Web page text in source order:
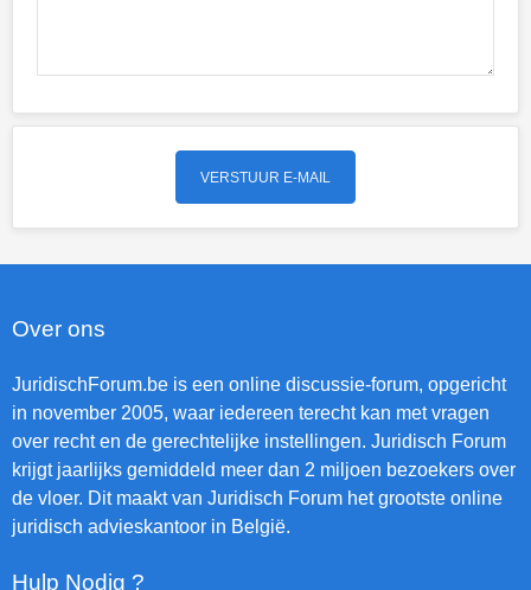
Over ons
JuridischForum.be is een online discussie-forum, opgericht
in november 2005, waar iedereen terecht kan met vragen
over recht en de gerechtelijke instellingen. Juridisch Forum
krijgt jaarlijks gemiddeld meer dan 2 miljoen bezoekers over
de vloer. Dit maakt van Juridisch Forum het grootste online
juridisch advieskantoor in België.
Hulp Nodig ?